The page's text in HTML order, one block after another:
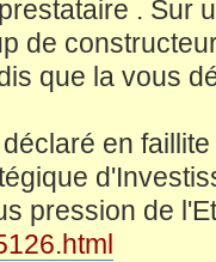
. Sur
de
que la vous
en
pression de